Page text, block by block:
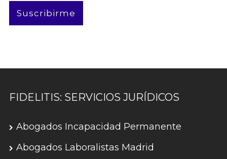
Suscribirme
FIDELITIS: SERVICIOS JURÍDICOS
Abogados Incapacidad Permanente
Abogados Laboralistas Madrid